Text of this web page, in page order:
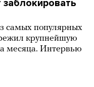
самых популярных
крупнейшую
месяца. Интервью